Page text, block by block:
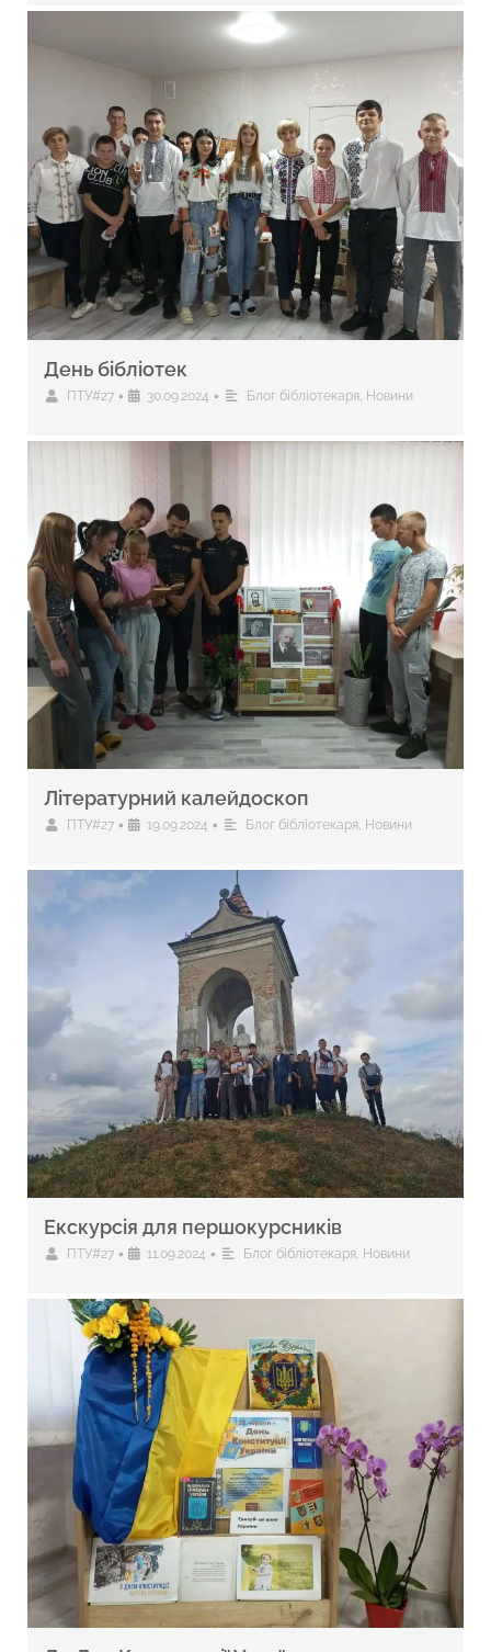
День бібліотек
ПТУ#27 • 30.09.2024 • Блог бібліотекаря Новини
Літературний калейдоскоп
ПТУ#27 • 19.09.2024 • Блог бібліотекаря, Новини
Екскурсія для першокурсників
ПТУ#27 • 11.09.2024 • Блог бібліотекаря, Новини